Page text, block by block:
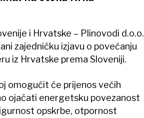
i Hrvatske – Plinovodi d.o.o.
zajedničku izjavu o povećanju
iz Hrvatske prema Sloveniji.
omogućit će prijenos većih
ojačati energetsku povezanost
opskrbe, otpornost